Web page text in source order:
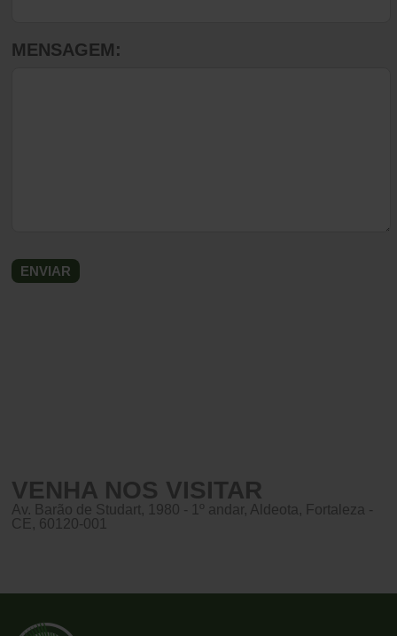
MENSAGEM:
VENHA NOS VISITAR
Av. Barão de Studart, 1980 - 1º andar, Aldeota, Fortaleza -
CE, 60120-001